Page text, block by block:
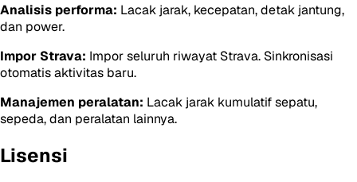
Analisis performa: Lacak jarak, kecepatan, detak jantung,
dan power.
Impor Strava: Impor seluruh riwayat Strava. Sinkronisasi
otomatis aktivitas baru.
Manajemen peralatan: Lacak jarak kumulatif sepatu,
sepeda, dan peralatan lainnya.
Lisensi